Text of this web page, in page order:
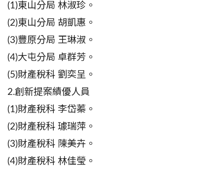
(1)東山分局 林淑珍。
(2)東山分局 胡凱惠。
(3)豐原分局 王琳淑。
(4)大屯分局 卓群芳。
(5)財產稅科 劉奕呈。
2.創新提案績優人員
(1)財產稅科 李岱蓁。
(2)財產稅科 璩瑞萍。
(3)財產稅科 陳美卉。
(4)財產稅科 林佳瑩。